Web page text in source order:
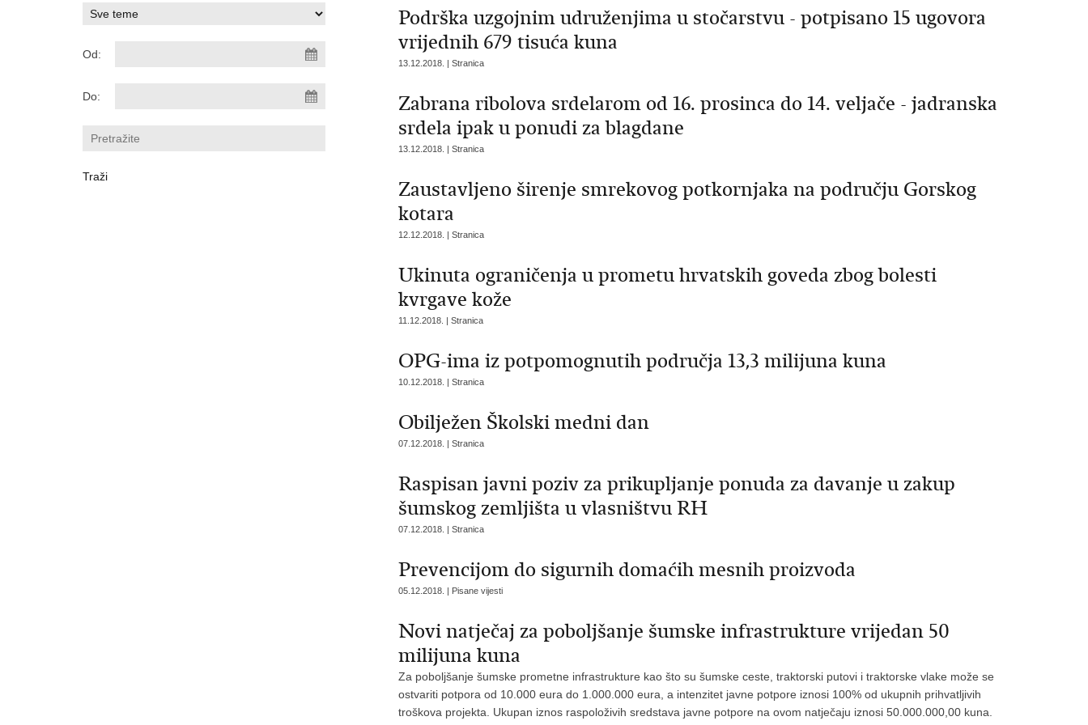
Od:
Do:
Podrška uzgojnim udruženjima u stočarstvu - potpisano 15 ugovora
vrijednih 679 tisuća kuna
13.12.2018. | Stranica
Zabrana ribolova srdelarom od 16. prosinca do 14. veljače - jadranska
srdela ipak u ponudi za blagdane
13.12.2018. | Stranica
Zaustavljeno širenje smrekovog potkornjaka na području Gorskog
kotara
12.12.2018. | Stranica
Ukinuta ograničenja u prometu hrvatskih goveda zbog bolesti
kvrgave kože
11.12.2018. | Stranica
OPG-ima iz potpomognutih područja 13,3 milijuna kuna
10.12.2018. | Stranica
Obilježen Školski medni dan
07.12.2018. | Stranica
Raspisan javni poziv za prikupljanje ponuda za davanje u zakup
šumskog zemljišta u vlasništvu RH
07.12.2018. | Stranica
Prevencijom do sigurnih domaćih mesnih proizvoda
05.12.2018. | Pisane vijesti
Novi natječaj za poboljšanje šumske infrastrukture vrijedan 50
milijuna kuna
Za poboljšanje šumske prometne infrastrukture kao što su šumske ceste, traktorski putovi i traktorske vlake može se
ostvariti potpora od 10.000 eura do 1.000.000 eura, a intenzitet javne potpore iznosi 100% od ukupnih prihvatljivih
troškova projekta. Ukupan iznos raspoloživih sredstava javne potpore na ovom natječaju iznosi 50.000.000,00 kuna.